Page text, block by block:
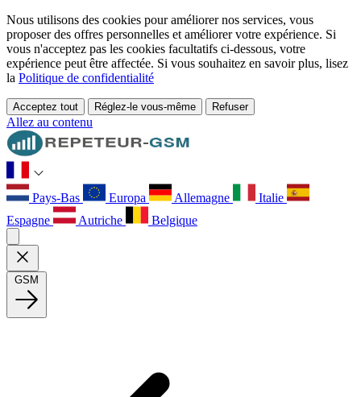
Nous utilisons des cookies pour améliorer nos services, vous
proposer des offres personnelles et améliorer votre expérience. Si
vous n'acceptez pas les cookies facultatifs ci-dessous, votre
expérience peut être affectée. Si vous souhaitez en savoir plus, lisez
la Politique de confidentialité
Acceptez tout Réglez-le vous-même Refuser
Allez au contenu
Pays-Bas Europa Allemagne
Italie
Espagne
Autriche Belgique
GSM